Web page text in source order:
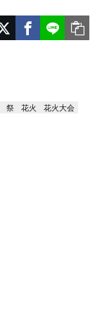
祭 花火
花火大会